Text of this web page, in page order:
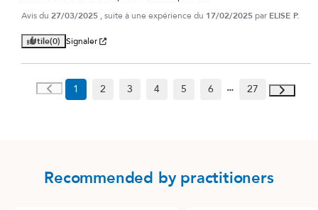
Avis du 27/03/2025 , suite à une expérience du 17/02/2025 par ELISE P.
Utile(0) Signaler
1 2 3 4 5 6 27
Recommended by practitioners